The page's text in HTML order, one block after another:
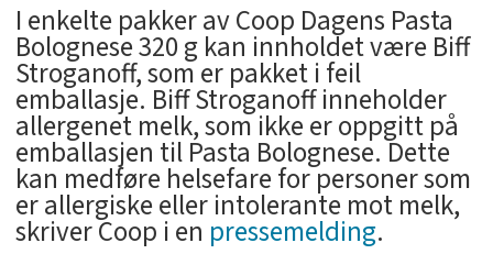
I enkelte pakker av Coop Dagens Pasta
Bolognese 320 g kan innholdet være Biff
Stroganoff, som er pakket i feil
emballasje. Biff Stroganoff inneholder
allergenet melk, som ikke er oppgitt på
emballasjen til Pasta Bolognese. Dette
kan medføre helsefare for personer som
er allergiske eller intolerante mot melk,
skriver Coop i en pressemelding.